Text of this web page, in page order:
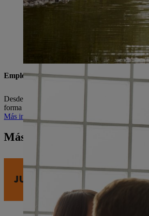
Empleados y formación
Desde una remuneración justa hasta amplias
forma sostenible.
Más información sobre los empleados y la
Más información sobre el
JUNTOS EN EL CAMINO